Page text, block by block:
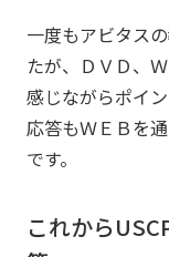
一度もアビタス
たが、ＤＶＤ、
感じながらポイ
応答もＷＥＢを
です。
これから